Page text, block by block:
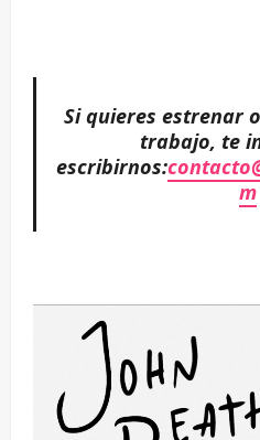
Si quieres estrenar
trabajo, te
escribirnos:
m